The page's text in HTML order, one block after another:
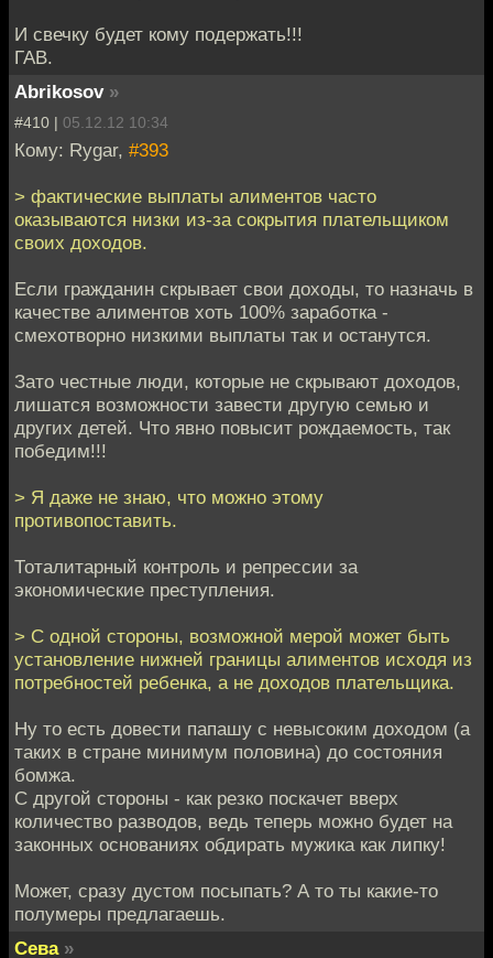
И свечку будет кому подержать!!!
ГАВ.
Abrikosov »
#410 | 05.12.12 10:34
Кому: Rygar, #393
> фактические выплаты алиментов часто
оказываются низки из-за сокрытия плательщиком
своих доходов.
Если гражданин скрывает свои доходы, то назначь в
качестве алиментов хоть 100% заработка -
смехотворно низкими выплаты так и останутся.
Зато честные люди, которые не скрывают доходов,
лишатся возможности завести другую семью и
других детей. Что явно повысит рождаемость, так
победим!!!
> Я даже не знаю, что можно этому
противопоставить.
Тоталитарный контроль и репрессии за
экономические преступления.
> С одной стороны, возможной мерой может быть
установление нижней границы алиментов исходя из
потребностей ребенка, а не доходов плательщика.
Ну то есть довести папашу с невысоким доходом (а
таких в стране минимум половина) до состояния
бомжа.
С другой стороны - как резко поскачет вверх
количество разводов, ведь теперь можно будет на
законных основаниях обдирать мужика как липку!
Может, сразу дустом посыпать? А то ты какие-то
полумеры предлагаешь.
Сева »